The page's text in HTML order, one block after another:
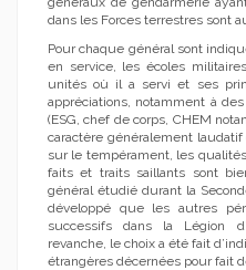
dans les Forces terrestres sont
Pour chaque général sont
en service, les écoles
unités où il a servi et ses
appréciations, notamment à
(ESG, chef de corps, CHEM
caractère généralement
sur le tempérament, les
faits et traits saillants sont
général étudié durant la
développé que les autres
successifs dans la Légion
revanche, le choix a été fait
étrangères décernées pour fait